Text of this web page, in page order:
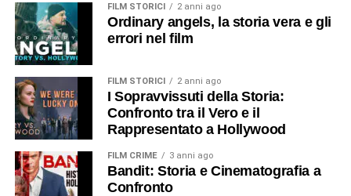
FILM STORICI 2 anni ago
Ordinary angels, la storia vera e gli
errori nel film
FILM STORICI 2 anni ago
I Sopravvissuti della Storia:
Confronto tra il Vero e il
Rappresentato a Hollywood
FILM CRIME 3 anni ago
Bandit: Storia e Cinematografia a
Confronto